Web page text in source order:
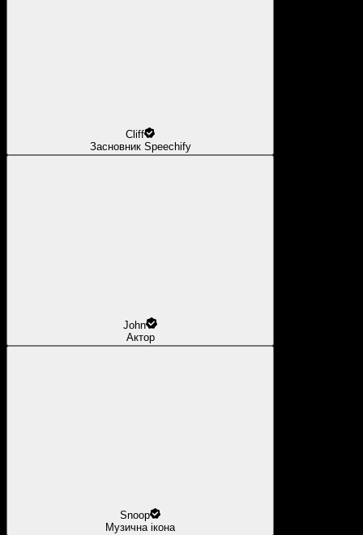
Cliff
Засновник Speechify
John
Актор
Snoop
Музична ікона